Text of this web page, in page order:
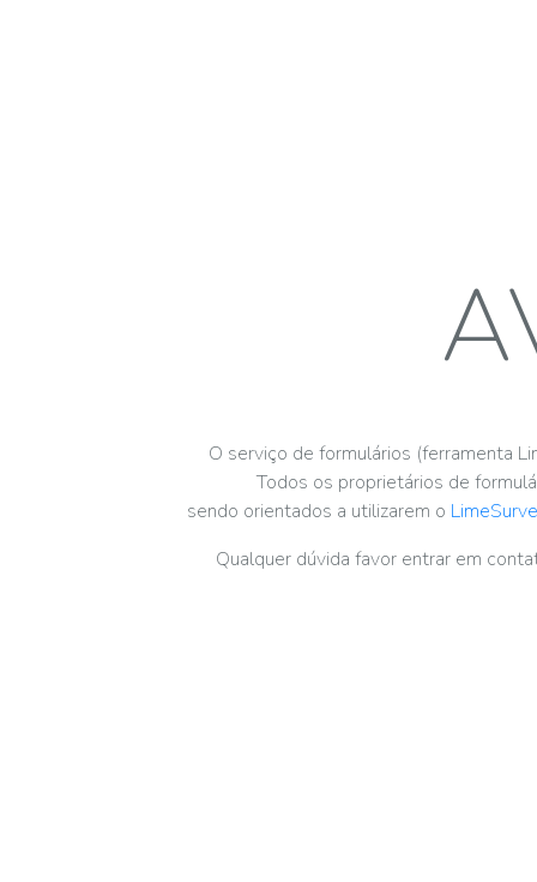
O serviço de formulários (ferramenta
Todos os proprietários de
sendo orientados a utilizarem o
Qualquer dúvida favor entrar em